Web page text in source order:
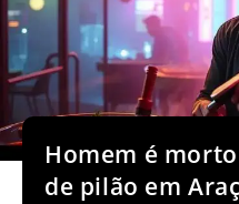
Homem é
de pilão em